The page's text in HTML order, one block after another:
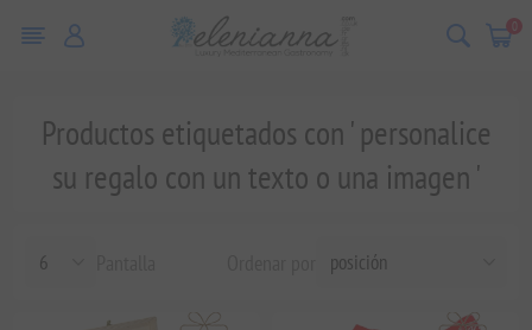
0
Productos etiquetados con ' personalice
su regalo con un texto o una imagen '